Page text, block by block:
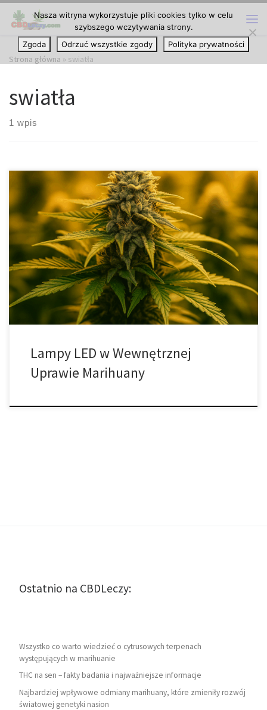
Przejdź do treści
Strona główna » swiatła
swiatła
1 wpis
Hodowcy wewnętrzni: unikalne spojrzenie na lampy LED do
uprawy roślin Uprawa roślin w pomieszczeniach wymaga precyzji,
a światło jest jednym z najważniejszych elementów całego
procesu. W ostatnich latach technologia LED zrewolucjonizowała
podejście do domowych i komercyjnych upraw. Daje ona
możliwość dostosowania widma światła do potrzeb konkretnych
gatunków i faz rozwojowych […]
Lampy LED w Wewnętrznej
Uprawie Marihuany
Ostatnio na CBDLeczy:
Wszystko co warto wiedzieć o cytrusowych terpenach
występujących w marihuanie
THC na sen – fakty badania i najważniejsze informacje
Najbardziej wpływowe odmiany marihuany, które zmieniły rozwój
światowej genetyki nasion
Nasza witryna wykorzystuje pliki cookies tylko w celu
szybszego wczytywania strony.
Zgoda
Odrzuć wszystkie zgody Polityka prywatności